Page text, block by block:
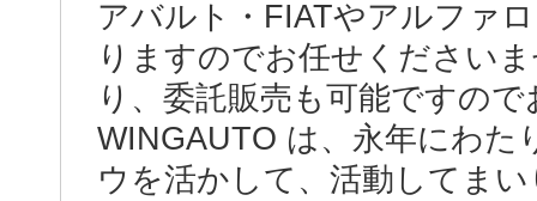
アバルト・FIATやアルファ
りますのでお任せください
り、委託販売も可能ですの
WINGAUTO は、永年にわた
ウを活かして、活動してま